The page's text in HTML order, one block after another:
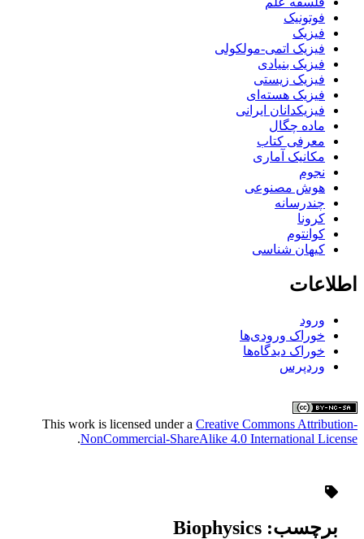
فوتونیک
فیزیک
فیزیک اتمی-مولکولی
فیزیک بنیادی
فیزیک زیستی
فیزیک هسته‌ای
فیزیکدانان ایرانی
ماده چگال
معرفی کتاب
مکانیک آماری
نجوم
هوش مصنوعی
چندرسانه
کرونا
کوانتوم
کیهان شناسی
اطلاعات
ورود
خوراک ورودی‌ها
خوراک دیدگاه‌ها
وردپرس
This work is licensed under a Creative Commons Attribution-
NonCommercial-ShareAlike 4.0 International License
.
برچسب: Biophysics